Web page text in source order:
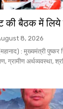
की बैठक में लिये
8, 2026
: मुख्यमंत्री पुष्कर
अर्थव्यवस्था,